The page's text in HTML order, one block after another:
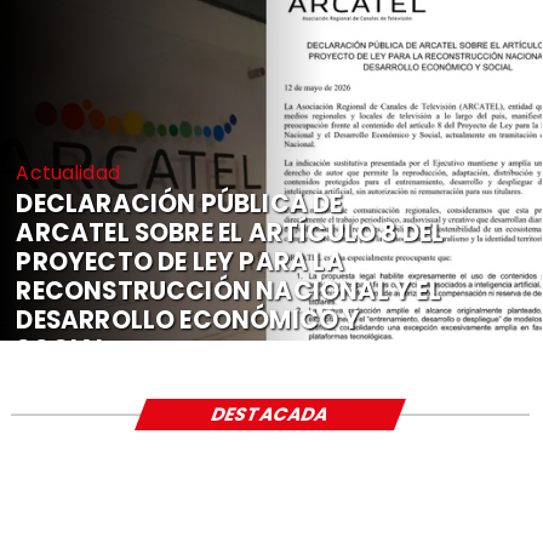
Actualidad
DECLARACIÓN PÚBLICA DE
ARCATEL SOBRE EL ARTÍCULO 8 DEL
PROYECTO DE LEY PARA LA
RECONSTRUCCIÓN NACIONAL Y EL
DESARROLLO ECONÓMICO Y
SOCIAL
DESTACADA